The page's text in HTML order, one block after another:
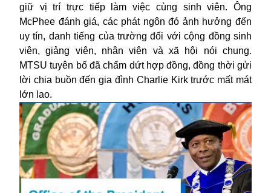
giữ vị trí trực tiếp làm việc cùng sinh viên. Ông
McPhee đánh giá, các phát ngôn đó ảnh hưởng đến
uy tín, danh tiếng của trường đối với cộng đồng sinh
viên, giảng viên, nhân viên và xã hội nói chung.
MTSU tuyên bố đã chấm dứt hợp đồng, đồng thời gửi
lời chia buồn đến gia đình Charlie Kirk trước mất mát
lớn lao.